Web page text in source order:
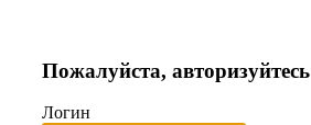
Пожалуйста, авторизуйтесь
Логин